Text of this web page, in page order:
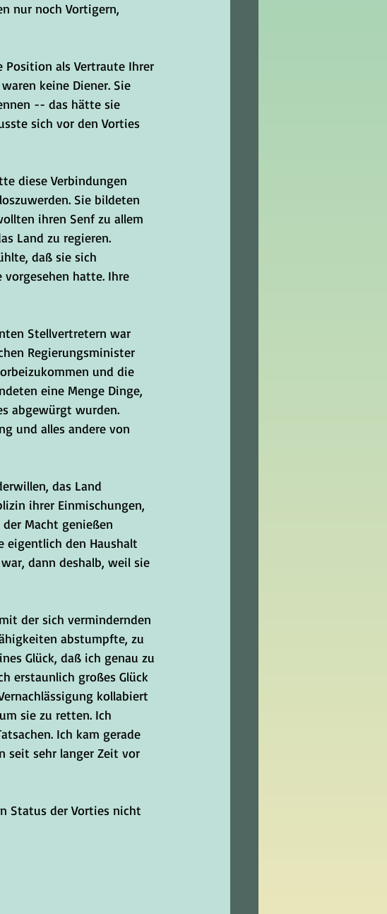
nur noch Vortigern,
Position als Vertraute Ihrer
keine Diener. Sie
-- das hätte sie
sich vor den Vorties
diese Verbindungen
Sie bildeten
ihren Senf zu allem
Land zu regieren.
daß sie sich
hatte. Ihre
Stellvertretern war
Regierungsminister
und die
eine Menge Dinge,
abgewürgt wurden.
und alles andere von
das Land
ihrer Einmischungen,
Macht genießen
eigentlich den Haushalt
dann deshalb, weil sie
der sich vermindernden
abstumpfte, zu
Glück, daß ich genau zu
erstaunlich großes Glück
kollabiert
sie zu retten. Ich
Ich kam gerade
seit sehr langer Zeit vor
Status der Vorties nicht